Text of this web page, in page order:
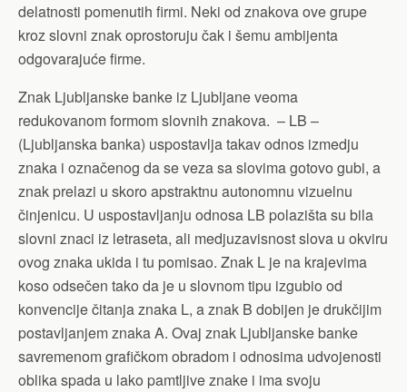
delatnosti pomenutih firmi. Neki od znakova ove grupe
kroz slovni znak oprostoruju čak i šemu ambijenta
odgovarajuće firme.
Znak Ljubljanske banke iz Ljubljane veoma
redukovanom formom slovnih znakova. – LB –
(Ljubljanska banka) uspostavlja takav odnos izmedju
znaka i označenog da se veza sa slovima gotovo gubi, a
znak prelazi u skoro apstraktnu autonomnu vizuelnu
činjenicu. U uspostavljanju odnosa LB polazišta su bila
slovni znaci iz letraseta, ali medjuzavisnost slova u okviru
ovog znaka ukida i tu pomisao. Znak L je na krajevima
koso odsečen tako da je u slovnom tipu izgubio od
konvencije čitanja znaka L, a znak B dobijen je drukčijim
postavljanjem znaka A. Ovaj znak Ljubljanske banke
savremenom grafičkom obradom i odnosima udvojenosti
oblika spada u lako pamtljive znake i ima svoju